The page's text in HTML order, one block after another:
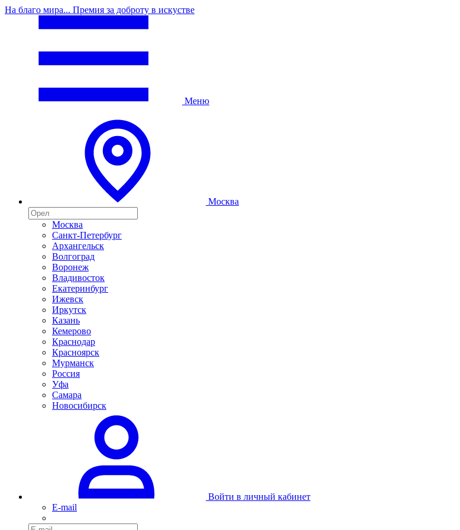
На благо мира... Премия за доброту в искустве
Меню
Москва
Москва
Санкт-Петербург
Архангельск
Волгоград
Воронеж
Владивосток
Екатеринбург
Ижевск
Иркутск
Казань
Кемерово
Краснодар
Красноярск
Мурманск
Россия
Уфа
Самара
Новосибирск
Войти в личный кабинет
E-mail